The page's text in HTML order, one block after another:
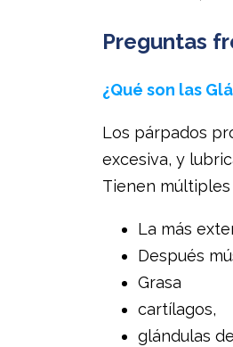
Preguntas
¿Qué son las
Los párpados
excesiva, y
Tienen múltiples
La más
Después
Grasa
cartílagos,
glándulas